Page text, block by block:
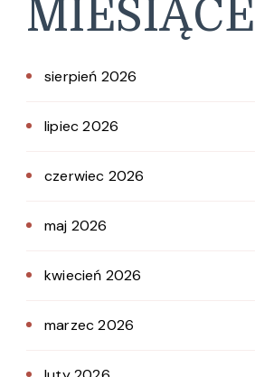
MIESIĄCE
sierpień 2026
lipiec 2026
czerwiec 2026
maj 2026
kwiecień 2026
marzec 2026